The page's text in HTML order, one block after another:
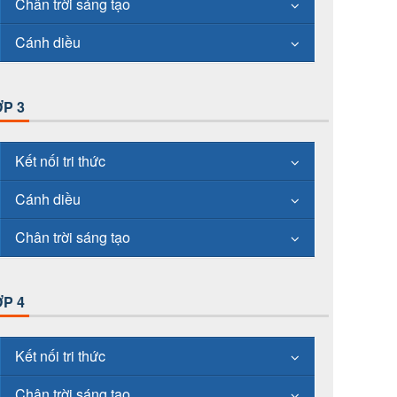
Cánh diều
3
Kết nối tri thức
Cánh diều
Chân trời sáng tạo
4
Kết nối tri thức